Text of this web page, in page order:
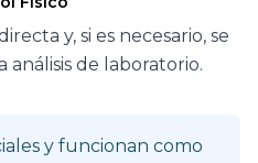
y, si es necesario, se
análisis de laboratorio.
y funcionan como